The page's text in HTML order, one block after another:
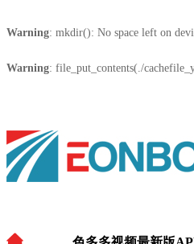
Warning: mkdir(): No space left on
Warning: file_put_contents(./